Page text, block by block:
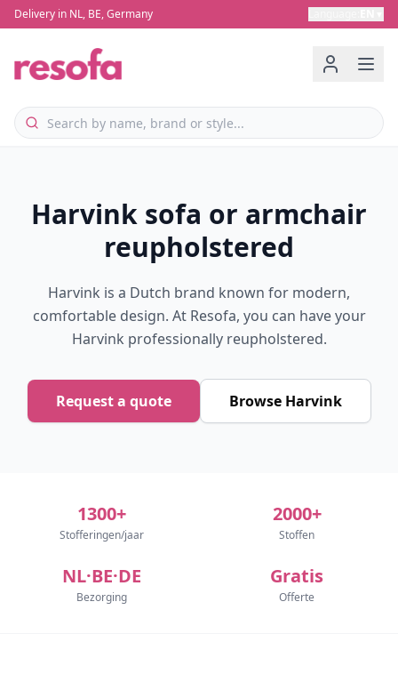
Delivery in NL, BE, Germany
Harvink sofa or armchair
reupholstered
Harvink is a Dutch brand known for modern,
comfortable design. At Resofa, you can have your
Harvink professionally reupholstered.
Request a quote Browse Harvink
1300+
Stofferingen/jaar
2000+
Stoffen
NL·BE·DE
Bezorging
Gratis
Offerte